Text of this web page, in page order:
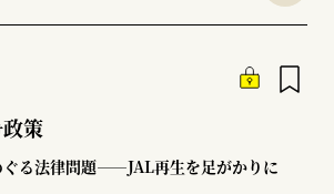
策
ぐる法律問題――JAL再生を足がかりに